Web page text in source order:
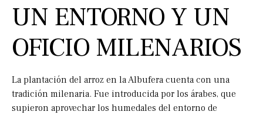
UN ENTORNO Y UN
OFICIO MILENARIOS
La plantación del arroz en la Albufera cuenta con una
tradición milenaria. Fue introducida por los árabes, que
supieron aprovechar los humedales del entorno de